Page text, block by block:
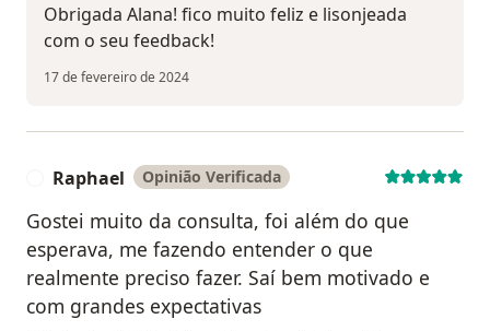
Obrigada Alana! fico muito feliz e lisonjeada
com o seu feedback!
17 de fevereiro de 2024
Raphael Opinião Verificada
Gostei muito da consulta, foi além do que
esperava, me fazendo entender o que
realmente preciso fazer. Saí bem motivado e
com grandes expectativas